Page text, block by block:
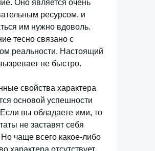
Оно является очень
ресурсом, и
им нужно вдоволь.
тесно связано с
реальности. Настоящий
не быстро.
свойства характера
основой успешности
вы обладаете ими, то
не заставят себя
чаще всего какое-либо
характера отсутствует.